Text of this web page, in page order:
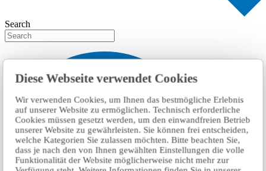
Diese Webseite verwendet Cookies
Wir verwenden Cookies, um Ihnen das bestmögliche Erlebnis
auf unserer Website zu ermöglichen. Technisch erforderliche
Cookies müssen gesetzt werden, um den einwandfreien Betrieb
unserer Website zu gewährleisten. Sie können frei entscheiden,
welche Kategorien Sie zulassen möchten. Bitte beachten Sie,
dass je nach den von Ihnen gewählten Einstellungen die volle
Funktionalität der Website möglicherweise nicht mehr zur
Search